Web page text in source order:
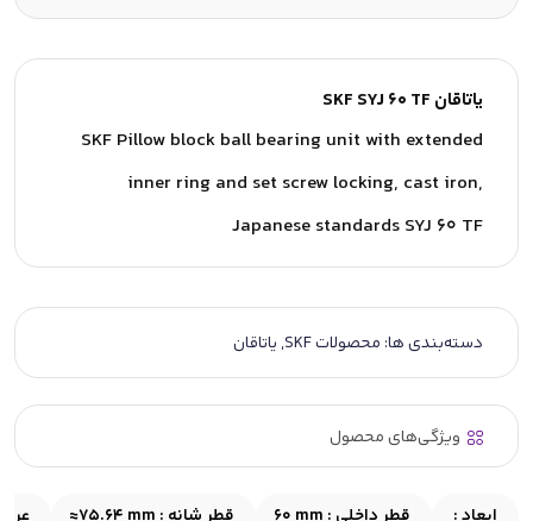
یاتاقان SKF SYJ 60 TF
SKF Pillow block ball bearing unit with extended
inner ring and set screw locking, cast iron,
Japanese standards SYJ 60 TF
دسته‌بندی ها: محصولات SKF ,یاتاقان
ویژگی‌های محصول